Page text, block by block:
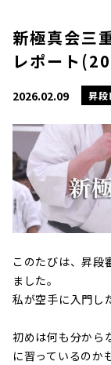
新極真会三
レポート
2026.02.09 昇段
このたびは、昇段
ました。
私が空手に入門し
初めは何も分から
に習っているのか